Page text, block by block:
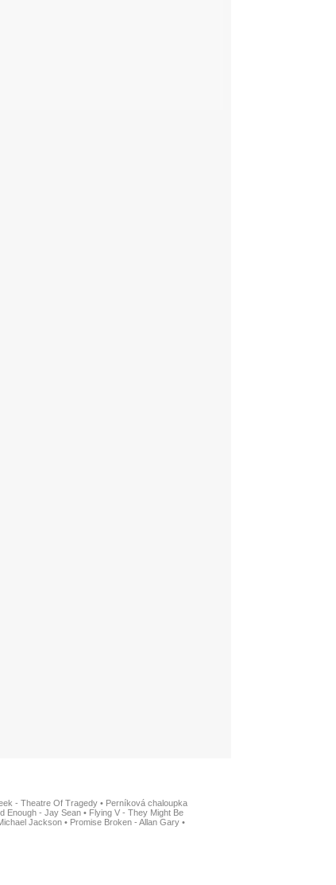
- Theatre Of Tragedy • Perníková chaloupka
Enough - Jay Sean • Flying V - They Might Be
Jackson • Promise Broken - Allan Gary •